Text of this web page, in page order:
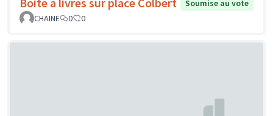
Soumise au vote
CHAINE
0 0